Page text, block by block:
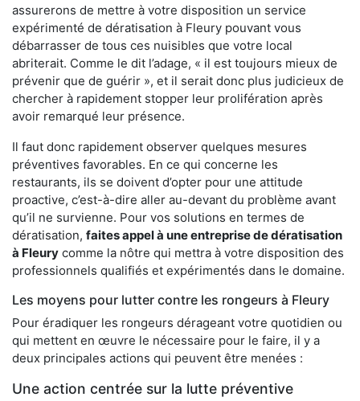
assurerons de mettre à votre disposition un service
expérimenté de dératisation à Fleury pouvant vous
débarrasser de tous ces nuisibles que votre local
abriterait. Comme le dit l’adage, « il est toujours mieux de
prévenir que de guérir », et il serait donc plus judicieux de
chercher à rapidement stopper leur prolifération après
avoir remarqué leur présence.
Il faut donc rapidement observer quelques mesures
préventives favorables. En ce qui concerne les
restaurants, ils se doivent d’opter pour une attitude
proactive, c’est-à-dire aller au-devant du problème avant
qu’il ne survienne. Pour vos solutions en termes de
dératisation, faites appel à une entreprise de dératisation
à Fleury comme la nôtre qui mettra à votre disposition des
professionnels qualifiés et expérimentés dans le domaine.
Les moyens pour lutter contre les rongeurs à Fleury
Pour éradiquer les rongeurs dérageant votre quotidien ou
qui mettent en œuvre le nécessaire pour le faire, il y a
deux principales actions qui peuvent être menées :
Une action centrée sur la lutte préventive